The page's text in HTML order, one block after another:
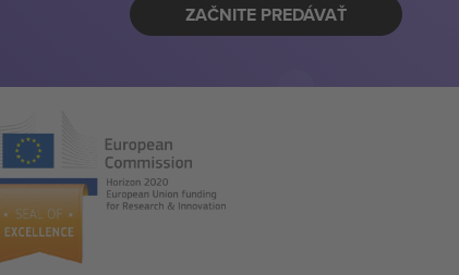
ZAČNITE PREDÁVAŤ